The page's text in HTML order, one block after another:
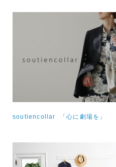
soutiencollar 「心に劇場を」